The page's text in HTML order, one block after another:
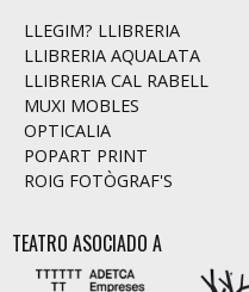
LLEGIM? LLIBRERIA
LLIBRERIA AQUALATA
LLIBRERIA CAL RABELL
MUXI MOBLES
OPTICALIA
POPART PRINT
ROIG FOTÒGRAF'S
TEATRO ASOCIADO A